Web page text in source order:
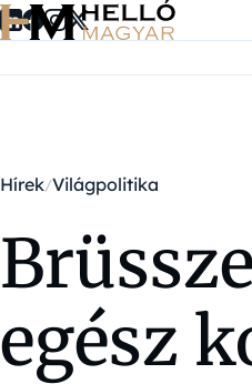
Ugrás a tartalomra
Hírek Világpolitika
egész